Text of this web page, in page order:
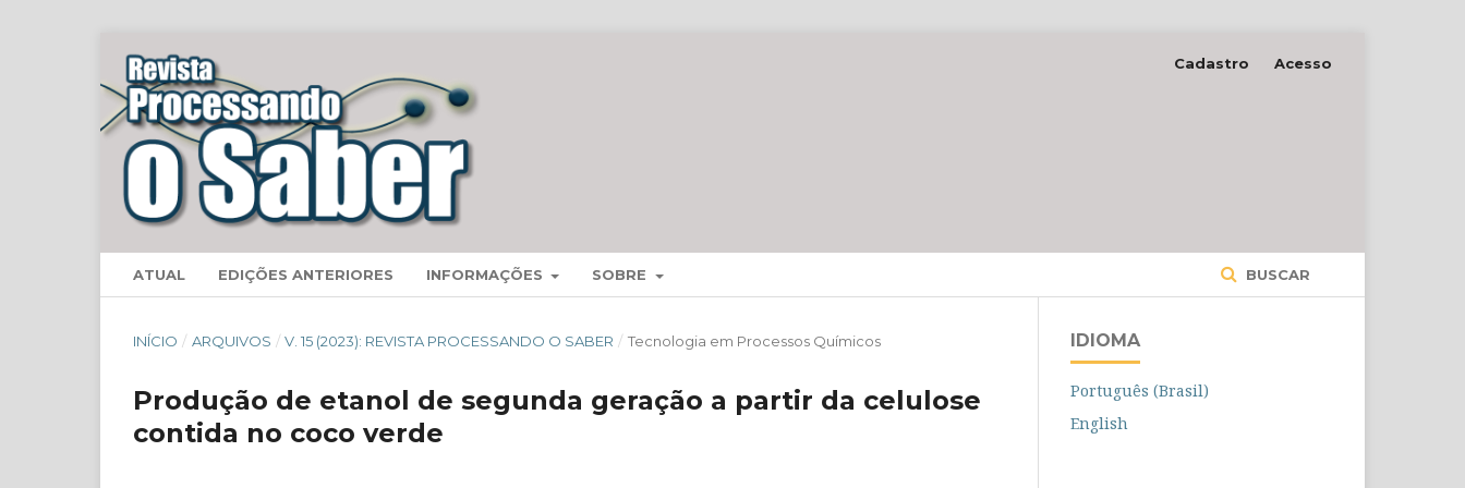
ATUAL EDIÇÕES ANTERIORES INFORMAÇÕES SOBRE BUSCAR
Cadastro Acesso
INÍCIO / ARQUIVOS / V. 15 (2023): REVISTA PROCESSANDO O SABER / Tecnologia em Processos Químicos
Produção de etanol de segunda geração a partir da celulose
contida no coco verde
IDIOMA
Português (Brasil)
English